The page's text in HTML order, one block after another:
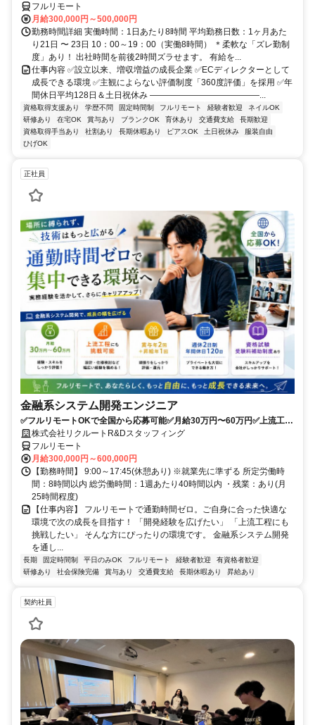
フルリモート
月給300,000円～500,000円
勤務時間詳細 実働時間：1日あたり8時間 平均勤務日数：1ヶ月あた
り21日 〜 23日 10：00～19：00（実働8時間） ＊柔軟な「ズレ勤制
度」あり！ 出社時間を前後2時間ズラせます。 有給を...
仕事内容 ✅設立以来、増収増益の成長企業 ✅ECディレクターとして
成長できる環境 ✅主観によらない評価制度「360度評価」を採用 ✅年
間休日平均128日＆土日祝休み ―――――――――――――...
資格取得支援あり 学歴不問 固定時間制 フルリモート 経験者歓迎
ネイルOK
研修あり
在宅OK 賞与あり ブランクOK 育休あり 交通費支給
長期歓迎
資格取得手当あり
社割あり 長期休暇あり ピアスOK 土日祝休み
服装自由
ひげOK
正社員
金融系システム開発エンジニア
✅フルリモートOKで全国から応募可能✅月給30万円〜60万円✅上流工程
にも挑戦可能✅夏季・年末年始休暇あり✅週休2日制、年間休日120日
株式会社リクルートR&Dスタッフィング
フルリモート
月給300,000円～600,000円
【勤務時間】 9:00～17:45(休憩あり) ※就業先に準ずる 所定労働時
間：8時間以内 総労働時間：1週あたり40時間以内 ・残業：あり(月
25時間程度)
【仕事内容】 フルリモートで通勤時間ゼロ。ご自身に合った快適な
環境で次の成長を目指す！ 「開発経験を広げたい」 「上流工程にも
挑戦したい」 そんな方にぴったりの環境です。 金融系システム開発
を通し...
長期 固定時間制 平日のみOK フルリモート 経験者歓迎
有資格者歓迎
研修あり
社会保険完備 賞与あり 交通費支給 長期休暇あり 昇給あり
契約社員